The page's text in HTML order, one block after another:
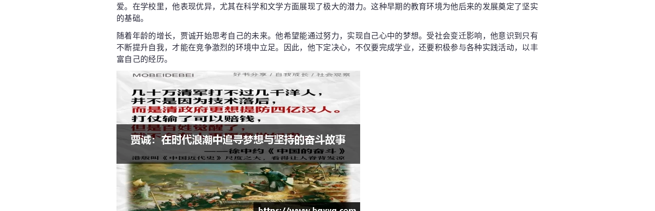
爱。在学校里，他表现优异，尤其在科学和文学方面展现了极大的潜力。这种早期的教育环境为他后来的发展奠定了坚实
的基础。
随着年龄的增长，贾诚开始思考自己的未来。他希望能通过努力，实现自己心中的梦想。受社会变迁影响，他意识到只有
不断提升自我，才能在竞争激烈的环境中立足。因此，他下定决心，不仅要完成学业，还要积极参与各种实践活动，以丰
富自己的经历。